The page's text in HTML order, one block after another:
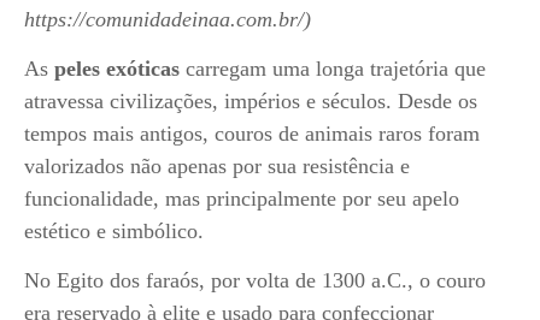
https://comunidadeinaa.com.br/)
As peles exóticas carregam uma longa trajetória que
atravessa civilizações, impérios e séculos. Desde os
tempos mais antigos, couros de animais raros foram
valorizados não apenas por sua resistência e
funcionalidade, mas principalmente por seu apelo
estético e simbólico.
No Egito dos faraós, por volta de 1300 a.C., o couro
era reservado à elite e usado para confeccionar